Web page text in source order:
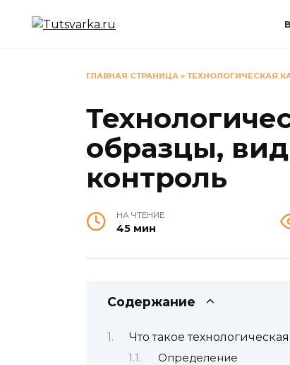
ГЛАВНАЯ СТРАНИЦА » ТЕХНОЛОГИЧЕСКАЯ
образцы,
контроль
НА ЧТЕНИЕ
45 мин
Содержание
Что такое
Определение